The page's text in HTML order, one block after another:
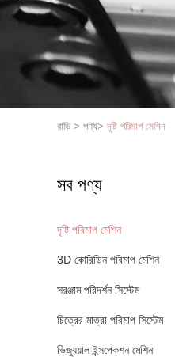
বাড়ি > পণ্য> দৃষ্টি পরিমাপ মেশিন
সব পণ্য
দৃষ্টি পরিমাপ মেশিন
3D কোরিডিন পরিমাপ মেশিন
সরঞ্জাম পরিদর্শন সিস্টেম
চিত্রের মাত্রা পরিমাপ সিস্টেম
ভিজ্যুয়াল ইন্সপেকশন মেশিন